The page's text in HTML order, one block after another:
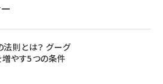
法則とは？ グーグ
増やす5つの条件